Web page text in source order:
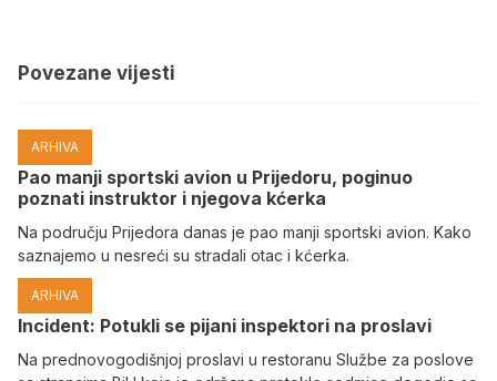
Povezane vijesti
ARHIVA
Pao manji sportski avion u Prijedoru, poginuo
poznati instruktor i njegova kćerka
Na području Prijedora danas je pao manji sportski avion. Kako
saznajemo u nesreći su stradali otac i kćerka.
ARHIVA
Incident: Potukli se pijani inspektori na proslavi
Na prednovogodišnjoj proslavi u restoranu Službe za poslove